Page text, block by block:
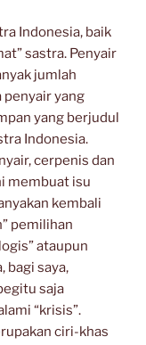
Indonesia, baik
sastra. Penyair
jumlah
penyair yang
yang berjudul
Indonesia.
cerpenis dan
membuat isu
kembali
pemilihan
ataupun
bagi saya,
saja
“krisis”.
ciri-khas